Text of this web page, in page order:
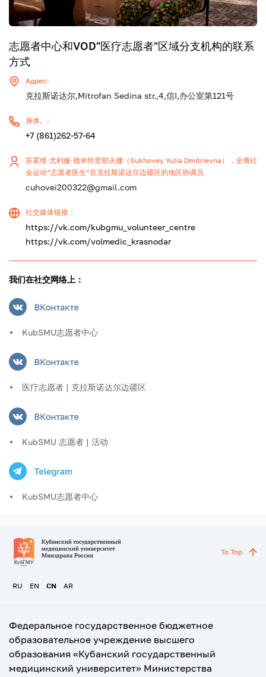
志愿者中心和VOD"医疗志愿者"区域分支机构的联系
方式
Адрес:
克拉斯诺达尔,Mitrofan Sedina str.,4,信I,办公室第121号
身体。:
+7 (861)262-57-64
苏霍维·尤利娅·德米特里耶夫娜（Sukhovey Yulia Dmitrievna），全俄社
会运动“志愿者医生”在克拉斯诺达尔边疆区的地区协调员
cuhovei200322@gmail.com
社交媒体链接：
https://vk.com/kubgmu_volunteer_centre
https://vk.com/volmedic_krasnodar
我们在社交网络上：
KubSMU志愿者中心
医疗志愿者 | 克拉斯诺达尔边疆区
KubSMU 志愿者 | 活动
KubSMU志愿者中心
RU EN CN AR
To Top
Федеральное государственное бюджетное
образовательное учреждение высшего
образования «Кубанский государственный
медицинский университет» Министерства